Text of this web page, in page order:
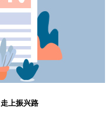
上振兴路